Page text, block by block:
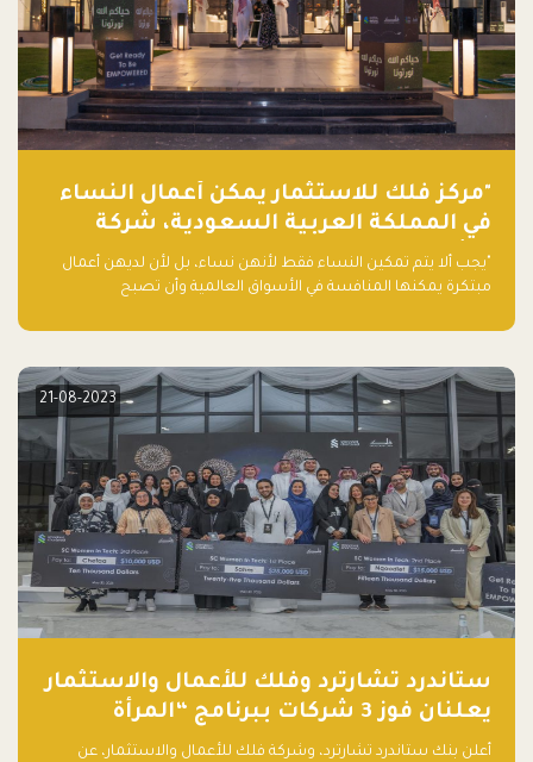
"مركز فلك للاستثمار يمكّن أعمال النساء
في المملكة العربية السعودية، شركة
ناشئة تلو الأخرى."
"يجب ألا يتم تمكين النساء فقط لأنهن نساء، بل لأن لديهن أعمال
مبتكرة يمكنها المنافسة في الأسواق العالمية وأن تصبح
21-08-2023
ستاندرد تشارترد وفلك للأعمال والاستثمار
يعلنان فوز 3 شركات ببرنامج “المرأة
والتكنولوجيا”
أعلن بنك ستاندرد تشارترد، وشركة فلك للأعمال والاستثمار، عن